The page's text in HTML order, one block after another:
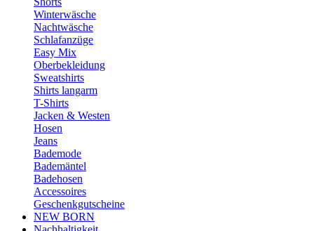
Winterwäsche
Nachtwäsche
Schlafanzüge
Easy Mix
Oberbekleidung
Sweatshirts
Shirts langarm
T-Shirts
Jacken & Westen
Hosen
Jeans
Bademode
Bademäntel
Badehosen
Accessoires
Geschenkgutscheine
NEW BORN